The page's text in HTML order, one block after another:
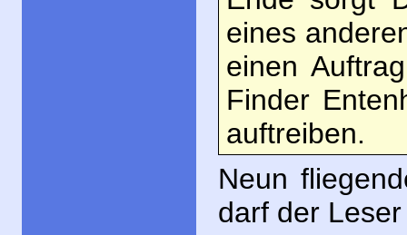
eines
einen
Finder
auftreiben.
Neun
darf der